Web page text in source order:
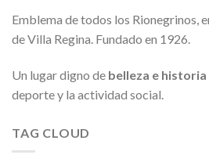
Emblema de todos los Rionegrinos,
de Villa Regina. Fundado en 1926.
Un lugar digno de belleza e historia
deporte y la actividad social.
TAG CLOUD